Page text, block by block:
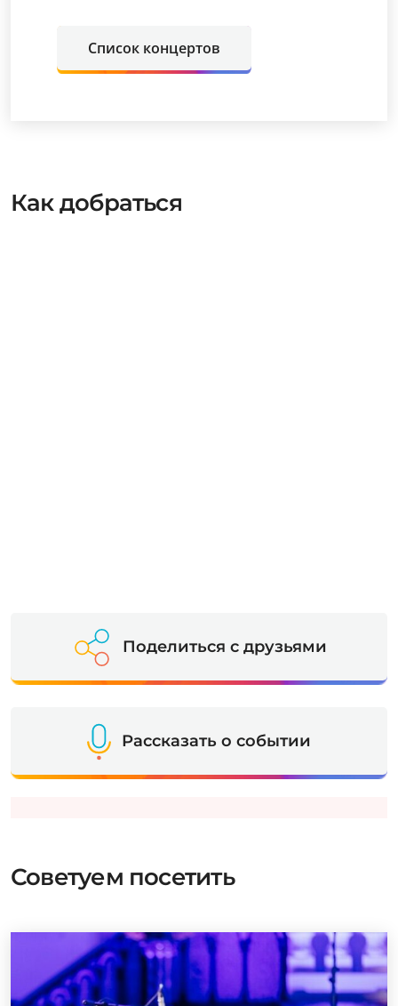
Список концертов
Как добраться
Поделиться с друзьями
Рассказать о событии
Советуем посетить